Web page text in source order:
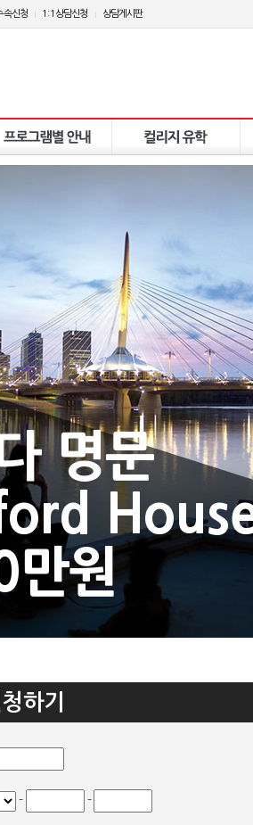
속신청 1:1상담신청 상담게시판
명문
만원
하기
- -